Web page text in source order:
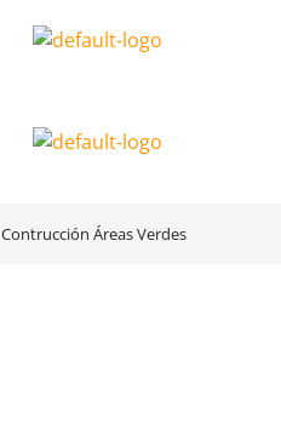
Contrucción Áreas Verdes